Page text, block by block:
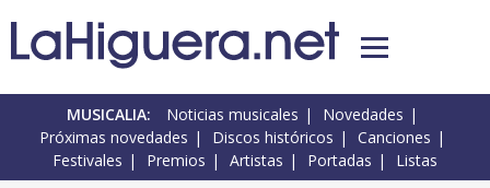
MUSICALIA: Noticias musicales
Novedades
Próximas novedades
Discos históricos
Canciones
Festivales
Premios Artistas Portadas Listas